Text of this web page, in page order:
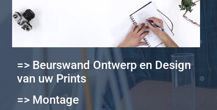
=> Beurswand Ontwerp en Design
van uw Prints
=> Montage